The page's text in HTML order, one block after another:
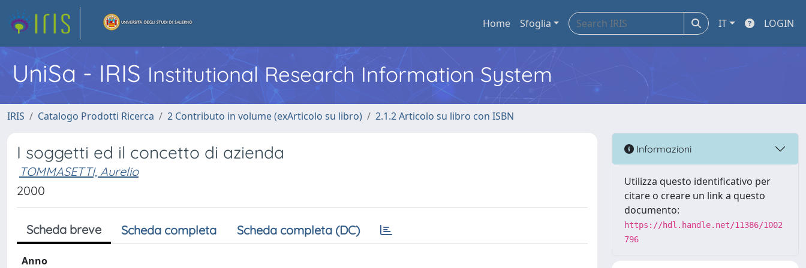
Home Sfoglia IT LOGIN
UniSa - IRIS Institutional Research Information System
IRIS Catalogo Prodotti Ricerca 2 Contributo in volume (exArticolo su libro) 2.1.2 Articolo su libro con ISBN
I soggetti ed il concetto di azienda
TOMMASETTI, Aurelio
2000
Scheda breve Scheda completa Scheda completa (DC)
Anno
Informazioni
Utilizza questo identificativo per
citare o creare un link a questo
documento:
https://hdl.handle.net/11386/1002
796